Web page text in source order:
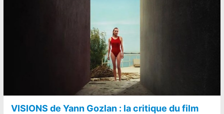
VISIONS de Yann Gozlan : la critique du film